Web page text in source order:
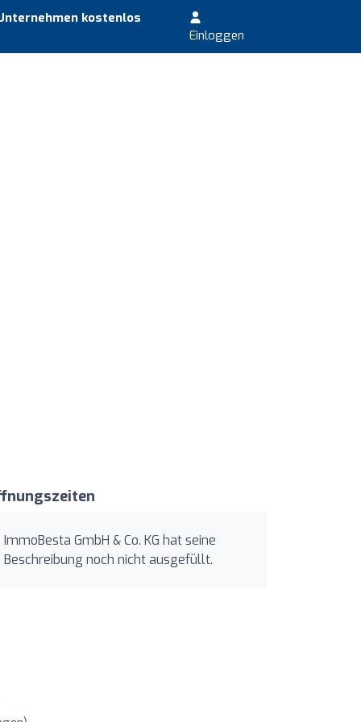
kostenlos
Einloggen
ImmoBesta GmbH & Co. KG hat seine
Beschreibung noch nicht ausgefüllt.